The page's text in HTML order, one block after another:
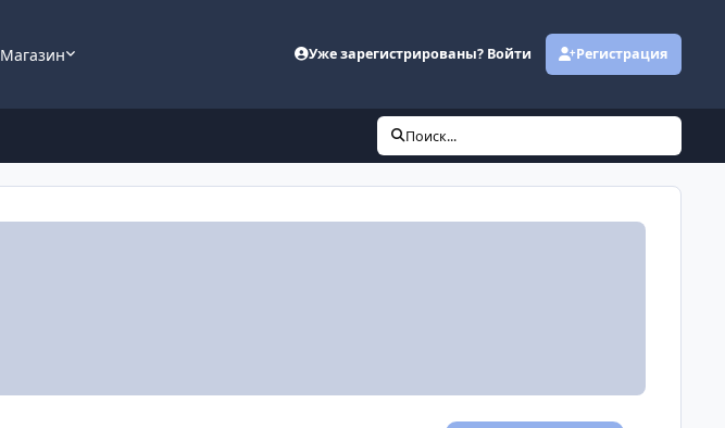
Магазин Уже зарегистрированы? Войти Регистрация
Поиск...